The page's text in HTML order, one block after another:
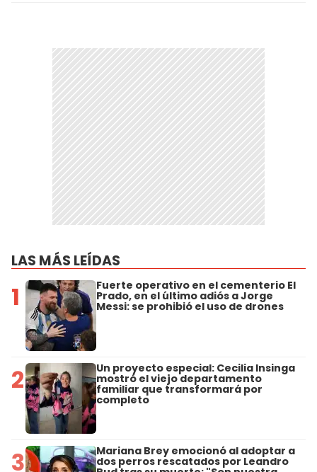
LAS MÁS LEÍDAS
1 Fuerte operativo en el cementerio El
Prado, en el último adiós a Jorge
Messi: se prohibió el uso de drones
2 Un proyecto especial: Cecilia Insinga
mostró el viejo departamento
familiar que transformará por
completo
3 Mariana Brey emocionó al adoptar a
dos perros rescatados por Leandro